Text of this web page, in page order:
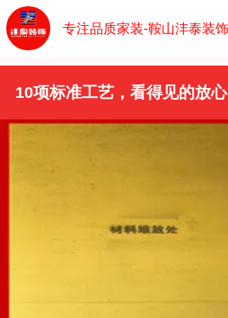
10项标准工艺，看得见的放心